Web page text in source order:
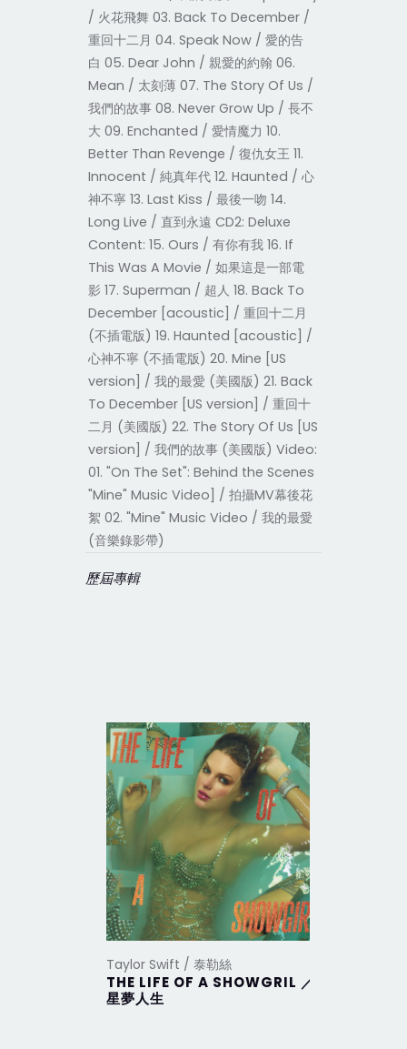
/ 火花飛舞 03. Back To December /
重回十二月 04. Speak Now / 愛的告
白 05. Dear John / 親愛的約翰 06.
Mean / 太刻薄 07. The Story Of Us /
我們的故事 08. Never Grow Up / 長不
大 09. Enchanted / 愛情魔力 10.
Better Than Revenge / 復仇女王 11.
Innocent / 純真年代 12. Haunted / 心
神不寧 13. Last Kiss / 最後一吻 14.
Long Live / 直到永遠 CD2: Deluxe
Content: 15. Ours / 有你有我 16. If
This Was A Movie / 如果這是一部電
影 17. Superman / 超人 18. Back To
December [acoustic] / 重回十二月
(不插電版) 19. Haunted [acoustic] /
心神不寧 (不插電版) 20. Mine [US
version] / 我的最愛 (美國版) 21. Back
To December [US version] / 重回十
二月 (美國版) 22. The Story Of Us [US
version] / 我們的故事 (美國版) Video:
01. "On The Set": Behind the Scenes
"Mine" Music Video] / 拍攝MV幕後花
絮 02. "Mine" Music Video / 我的最愛
(音樂錄影帶)
歷屆專輯
Taylor Swift / 泰勒絲
THE LIFE OF A SHOWGRIL ／
星夢人生